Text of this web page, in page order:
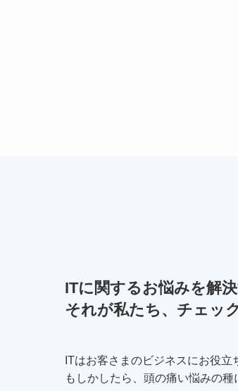
ITに関するお悩みを解決
それが私たち、チェッ
ITはお客さまのビジネスにお役立
もしかしたら、頭の痛い悩みの種